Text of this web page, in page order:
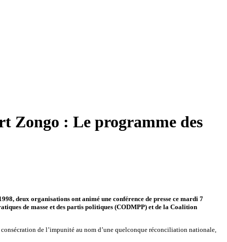
Zongo : Le programme des
deux organisations ont animé une conférence de presse ce mardi 7
de masse et des partis politiques (CODMPP) et de la Coalition
de l’impunité au nom d’une quelconque réconciliation nationale,